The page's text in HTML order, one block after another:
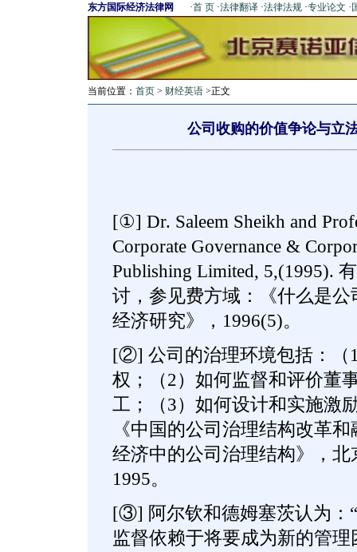
东方国际经济法律网 ·首 页 ·法律翻译 ·法律法规 ·专业论文 ·
当前位置： 首页 > 财经英语 >正文
公司收购的价值争论与立
[①] Dr. Saleem Sheikh and
Corporate Governance &
Publishing Limited, 5,(1995).
讨，参见费方域：《什么是
经济研究》，1996(5)。
[②] 公司的治理环境包括：（
权；（2）如何监督和评价董
工；（3）如何设计和实施激
《中国的公司治理结构改革
经济中的公司治理结构》，
1995。
[③] 阿尔钦和德姆塞茨认为：
监督依赖于将要成为新的管